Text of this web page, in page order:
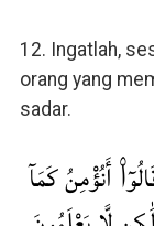
12. Ingatlah,
orang yang
sadar.
أَنُؤْمِنُ كَمَآ